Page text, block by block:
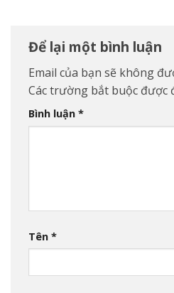
Để lại một bình luận
Email của bạn sẽ không
Các trường bắt buộc được
Bình luận *
Tên *